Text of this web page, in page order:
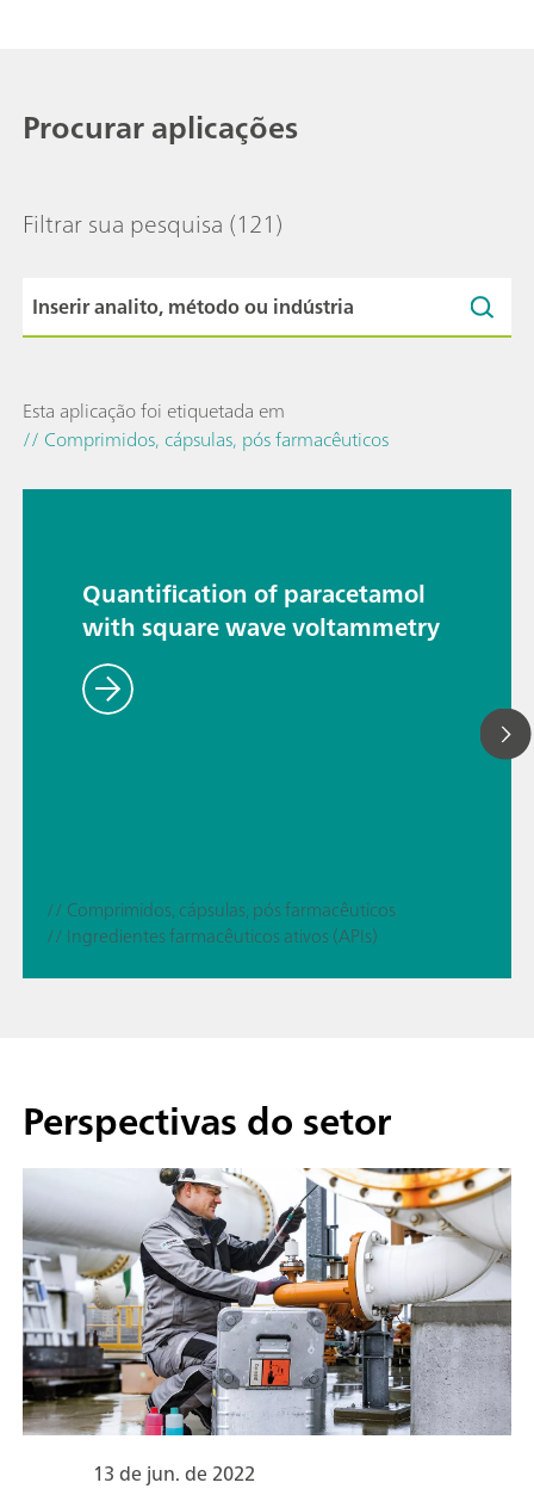
Procurar aplicações
Filtrar sua pesquisa (121)
Esta aplicação foi etiquetada em
// Comprimidos, cápsulas, pós farmacêuticos
Quantification of paracetamol
with square wave voltammetry
// Comprimidos, cápsulas, pós farmacêuticos
// Ingredientes farmacêuticos ativos (APIs)
Perspectivas do setor
13 de jun. de 2022